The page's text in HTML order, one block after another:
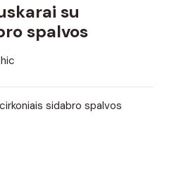
su
spalvos
sidabro spalvos